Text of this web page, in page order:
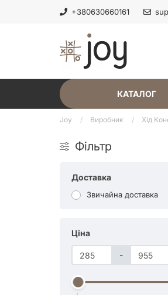
+380630660161
КАТАЛОГ
Joy Виробник Хід
Фільтр
Доставка
Звичайна доставка
Ціна
-